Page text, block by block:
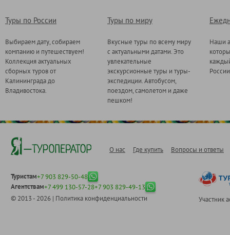
Туры по России
Выбираем дату, собираем
компанию и путешествуем!
Коллекция актуальных
сборных туров от
Калининграда до
Владивостока.
Туры по миру
Вкусные туры по всему миру
с актуальными датами. Это
увлекательные
экскурсионные туры и туры-
экспедиции. Автобусом,
поездом, самолетом и даже
пешком!
Наши
О нас Где купить Вопросы и ответы
Туристам+7 903 829-50-48
Агентствам+7 499 130-57-28+7 903 829-49-13
© 2013 - 2026 | Политика конфиденциальности Участник